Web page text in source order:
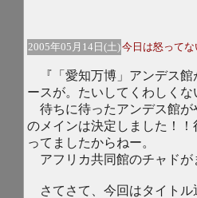
2005年05月14日(土)今日は怒って
『「愛知万博」アンデス館
ースが。たいしてくわしく
待ちに待ったアンデス館が
のメインは決定しました！
ってましたからねー。
アフリカ共同館のチャドが
さてさて、今回はタイトル